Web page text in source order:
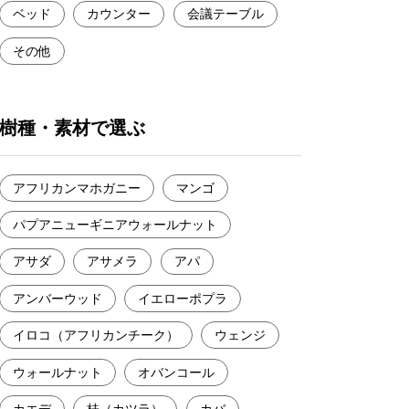
ベッド カウンター 会議テーブル
その他
樹種・素材で選ぶ
アフリカンマホガニー マンゴ
パプアニューギニアウォールナット
アサダ アサメラ アパ
アンバーウッド イエローポプラ
イロコ（アフリカンチーク） ウェンジ
ウォールナット オバンコール